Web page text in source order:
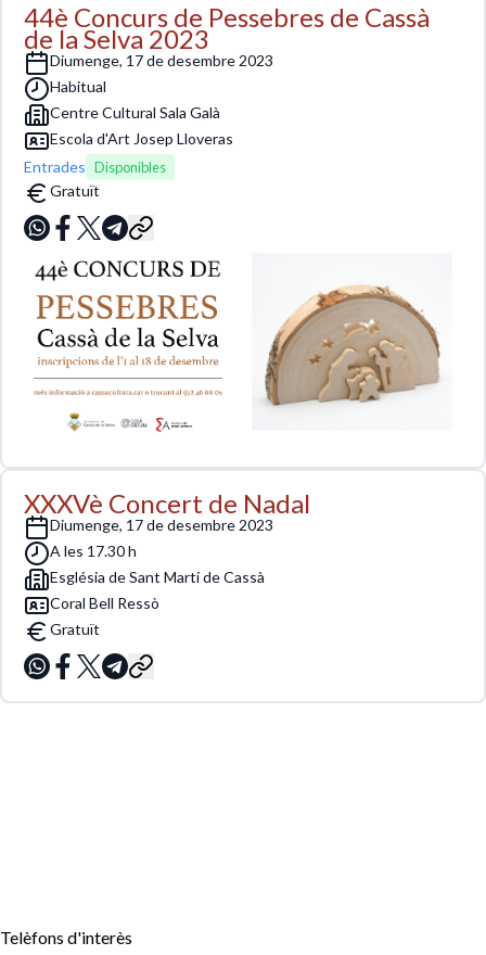
44è Concurs de Pessebres de Cassà
de la Selva 2023
diumenge, 17 de desembre 2023
habitual
Centre Cultural Sala Galà
Escola d'Art Josep Lloveras
Entrades Disponibles
Gratuït
XXXVè Concert de Nadal
diumenge, 17 de desembre 2023
A les 17.30 h
Església de Sant Martí de Cassà
Coral Bell Ressò
Gratuït
Telèfons d'interès